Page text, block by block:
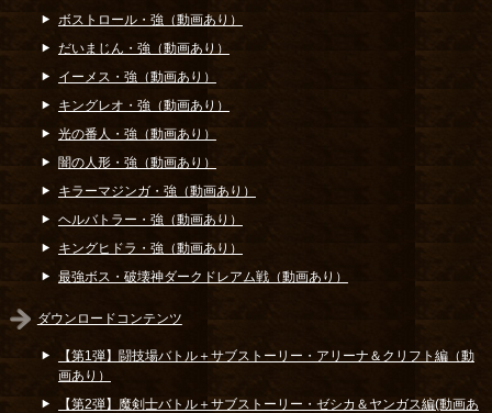
ボストロール・強（動画あり）
だいまじん・強（動画あり）
イーメス・強（動画あり）
キングレオ・強（動画あり）
光の番人・強（動画あり）
闇の人形・強（動画あり）
キラーマジンガ・強（動画あり）
ヘルバトラー・強（動画あり）
キングヒドラ・強（動画あり）
最強ボス・破壊神ダークドレアム戦（動画あり）
ダウンロードコンテンツ
【第1弾】闘技場バトル＋サブストーリー・アリーナ＆クリフト編（動
画あり）
【第2弾】魔剣士バトル＋サブストーリー・ゼシカ＆ヤンガス編(動画あ